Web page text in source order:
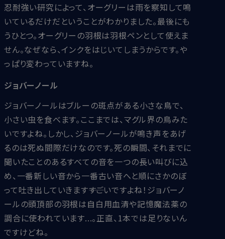
忍耐強い研究によって、オーグリーは雨を察知して鳴
いているだけだということがわかりました。最後にも
うひとつ。オーグリーの羽根は羽根ペンとして使えま
せん。なぜなら、インクをはじいてしまうからです。や
っぱり変わっていますね。
ジョバーノール
ジョバーノールはブルーの斑点がある小さな鳥で、
小さい虫を食べます。ここまでは、マグル界の鳥みた
いですよね。しかし、ジョバーノールが鳴き声をあげ
るのは死ぬ間際だけなのです。死の瞬間、それまでに
聞いたことのあるすべての音を一つの長い叫びに込
め、一番新しい音から一番古い音へと順にさかのぼ
って吐き出していきます――すごいですよね！ジョバーノ
ールの頭頂部の羽根は自白用血清や記憶魔法薬の
調合に使われています...。正直、1本では足りないん
ですけどね。